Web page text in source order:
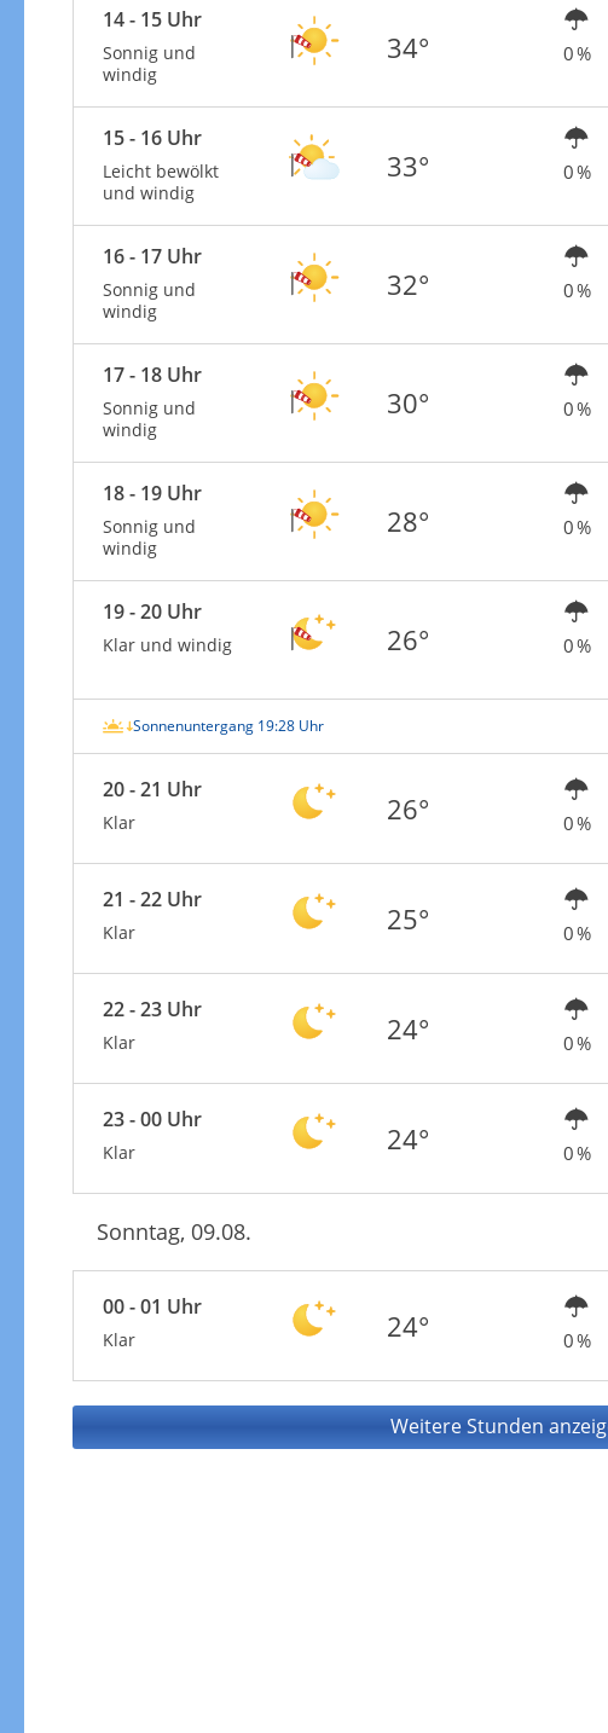
14 - 15 Uhr
Sonnig und
windig
34° 0 %
15 - 16 Uhr
Leicht bewölkt
und windig
33° 0 %
16 - 17 Uhr
Sonnig und
windig
32° 0 %
17 - 18 Uhr
Sonnig und
windig
30° 0 %
18 - 19 Uhr
Sonnig und
windig
28° 0 %
19 - 20 Uhr
Klar und windig 26° 0 %
Sonnenuntergang 19:28 Uhr
20 - 21 Uhr
Klar 26° 0 %
21 - 22 Uhr
Klar 25° 0 %
22 - 23 Uhr
Klar 24° 0 %
23 - 00 Uhr
Klar 24° 0 %
Sonntag, 09.08.
00 - 01 Uhr
Klar 24° 0 %
Weitere Stunden